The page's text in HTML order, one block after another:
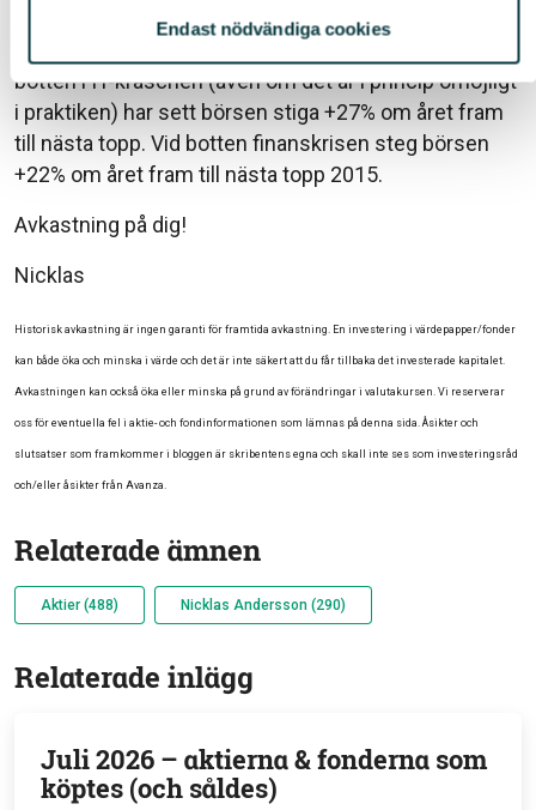
Endast nödvändiga cookies
Sist men inte minst vill jag påminna om att de bästa
botten i IT-kraschen (även om det är i princip omöjligt
i praktiken) har sett börsen stiga +27% om året fram
till nästa topp. Vid botten finanskrisen steg börsen
+22% om året fram till nästa topp 2015.
Avkastning på dig!
Nicklas
Historisk avkastning är ingen garanti för framtida avkastning. En investering i värdepapper/fonder
kan både öka och minska i värde och det är inte säkert att du får tillbaka det investerade kapitalet.
Avkastningen kan också öka eller minska på grund av förändringar i valutakursen. Vi reserverar
oss för eventuella fel i aktie- och fondinformationen som lämnas på denna sida. Åsikter och
slutsatser som framkommer i bloggen är skribentens egna och skall inte ses som investeringsråd
och/eller åsikter från Avanza.
Relaterade ämnen
Aktier (488) Nicklas Andersson (290)
Relaterade inlägg
Juli 2026 – aktierna & fonderna som
köptes (och såldes)